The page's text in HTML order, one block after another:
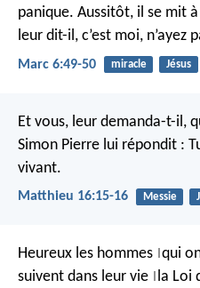
panique. Aussitôt, il se mit
leur dit-il, c’est moi, n’ayez
Marc 6:49-50 miracle Jésus
Et vous, leur demanda-t-il,
Simon Pierre lui répondit :
vivant.
Matthieu 16:15-16 Messie
Heureux les hommes qui
suivent dans leur vie la Loi